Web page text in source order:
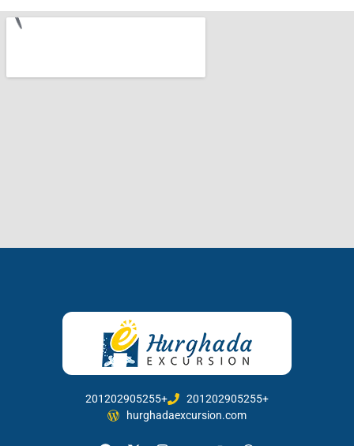
201202905255+
201202905255+
hurghadaexcursion.com